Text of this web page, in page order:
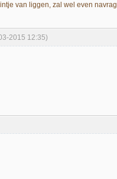
van liggen, zal wel even
2015 12:35)